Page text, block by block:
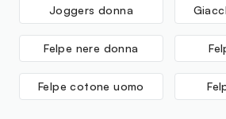
Joggers donna
Felpe nere donna
Felpe cotone uomo